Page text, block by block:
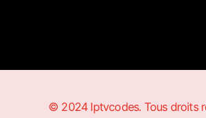
© 2024 Iptvcodes. Tous droits